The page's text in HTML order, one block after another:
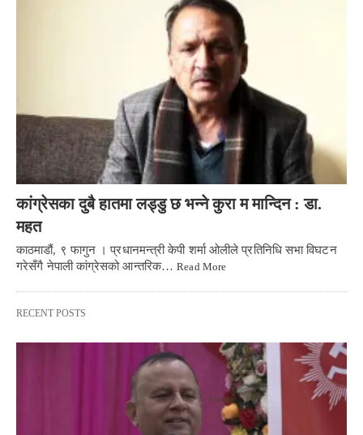
कांग्रेसका दुबै हातमा लड्डु छ भन्ने कुरा म मान्दिन : डा.
महत
काठमाडौं, ९ फागुन । प्रधानमन्त्री केपी शर्मा ओलीले प्रतिनिधि सभा विघटन
गरेसँगै नेपाली कांग्रेसको आन्तरिक…Read More
RECENT POSTS